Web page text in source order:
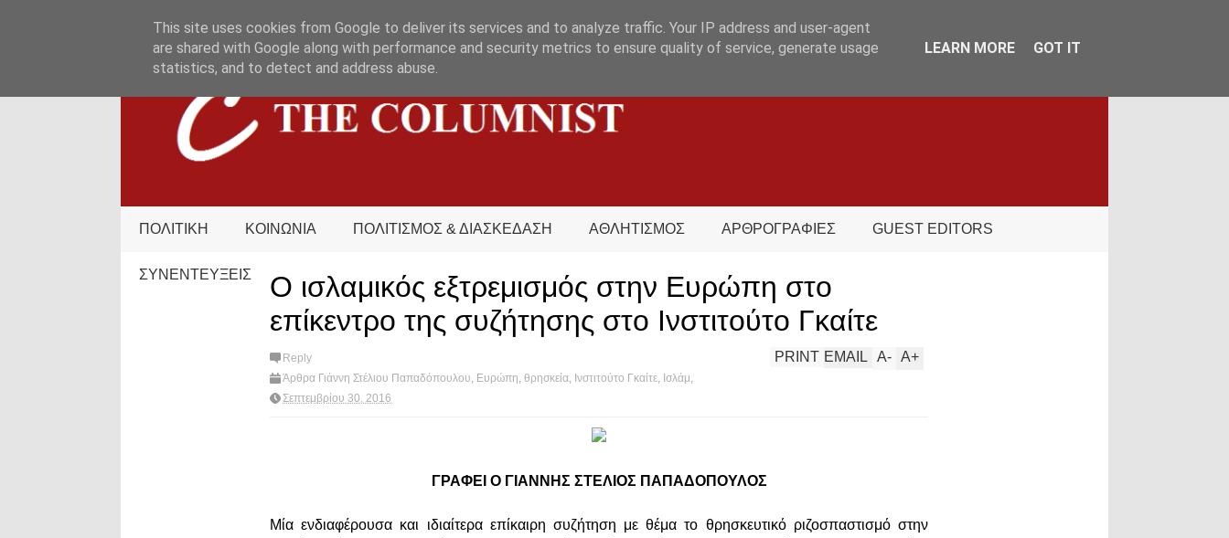
ΠΟΛΙΤΙΚΗ ΚΟΙΝΩΝΙΑ ΠΟΛΙΤΙΣΜΟΣ & ΔΙΑΣΚΕΔΑΣΗ ΑΘΛΗΤΙΣΜΟΣ ΑΡΘΡΟΓΡΑΦΙΕΣ GUEST EDITORS
ΣΥΝΕΝΤΕΥΞΕΙΣ
Ο ισλαμικός εξτρεμισμός στην Ευρώπη στο
επίκεντρο της συζήτησης στο Ινστιτούτο Γκαίτε
Reply
Άρθρα Γιάννη Στέλιου Παπαδόπουλου Ευρώπη θρησκεία Ινστιτούτο Γκαίτε Ισλάμ
Σεπτεμβρίου 30, 2016
A+
A-
EMAIL
PRINT
ΓΡΑΦΕΙ Ο ΓΙΑΝΝΗΣ ΣΤΕΛΙΟΣ ΠΑΠΑΔΟΠΟΥΛΟΣ
Μία ενδιαφέρουσα και ιδιαίτερα επίκαιρη συζήτηση με θέμα το θρησκευτικό ριζοσπαστισμό στην
This site uses cookies from Google to deliver its services and to analyze traffic. Your IP address and user-agent
are shared with Google along with performance and security metrics to ensure quality of service, generate usage
statistics, and to detect and address abuse.
LEARN MORE GOT IT